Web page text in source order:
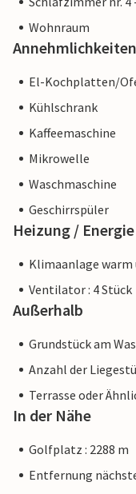
schöne Sandstrand
entfernt.
Wohnraum
Annehmlichkeiten
El-Kochplatten/
Kühlschrank
Kaffeemaschine
Mikrowelle
Waschmaschine
Geschirrspüler
Heizung / Energie
Klimaanlage
Ventilator : 4 Stück
Außerhalb
Grundstück am
Anzahl der
Terrasse oder
In der Nähe
Golfplatz : 2288 m
Entfernung